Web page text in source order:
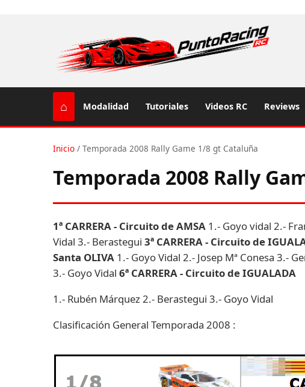
⌂ Modalidad Tutoriales Videos RC Reviews
Inicio / Temporada 2008 Rally Game 1/8 gt Cataluña
Temporada 2008 Rally
1ª CARRERA - Circuito de AMSA 1.- Goyo vidal 2.-
Vidal 3.- Berastegui 3ª CARRERA - Circuito de
Santa OLIVA 1.- Goyo Vidal 2.- Josep Mª Conesa 3.-
3.- Goyo Vidal 6ª CARRERA - Circuito de IGUALADA
1.- Rubén Márquez 2.- Berastegui 3.- Goyo Vidal
Clasificación General Temporada 2008 :